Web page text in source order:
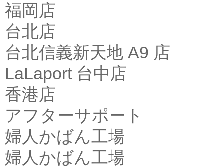
福岡店
台北店
台北信義新天地 A9 店
LaLaport 台中店
香港店
アフターサポート
婦人かばん工場
婦人かばん工場